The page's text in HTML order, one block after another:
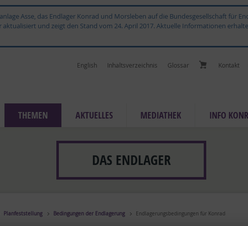
Asse, das Endlager Konrad und Morsleben auf die Bundesgesellschaft für
und zeigt den Stand vom 24. April 2017. Aktuelle Informationen
English In­halts­ver­zeich­nis Glossar Kon­takt
THE­MEN AK­TU­EL­LES ME­DIA­THEK IN­FO
DAS ENDLAGER
Planfeststellung Bedingungen der Endlagerung Endlagerungsbedingungen für Konrad